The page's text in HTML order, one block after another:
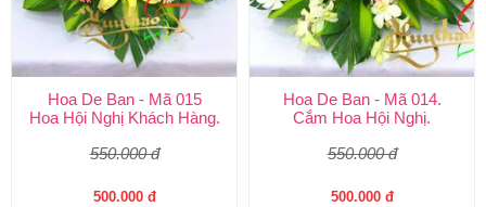
Hoa De Ban - Mã 015
Hoa Hội Nghị Khách Hàng.
550.000 đ
500.000 đ
Hoa De Ban - Mã 014.
Cắm Hoa Hội Nghị.
550.000 đ
500.000 đ